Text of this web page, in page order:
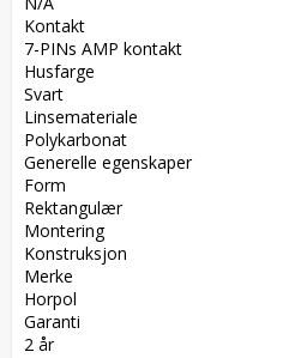
Kontakt
7-PINs AMP kontakt
Husfarge
Svart
Linsemateriale
Polykarbonat
Generelle egenskaper
Form
Rektangulær
Montering
Konstruksjon
Merke
Horpol
Garanti
2 år